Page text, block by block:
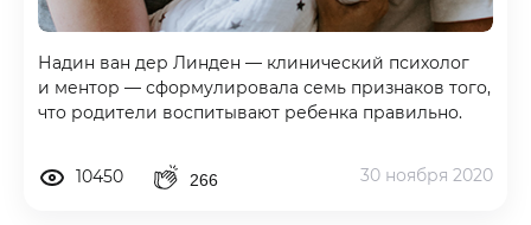
Надин ван дер Линден — клинический психолог
и ментор — сформулировала семь признаков того,
что родители воспитывают ребенка правильно.
10450 266 30 ноября 2020